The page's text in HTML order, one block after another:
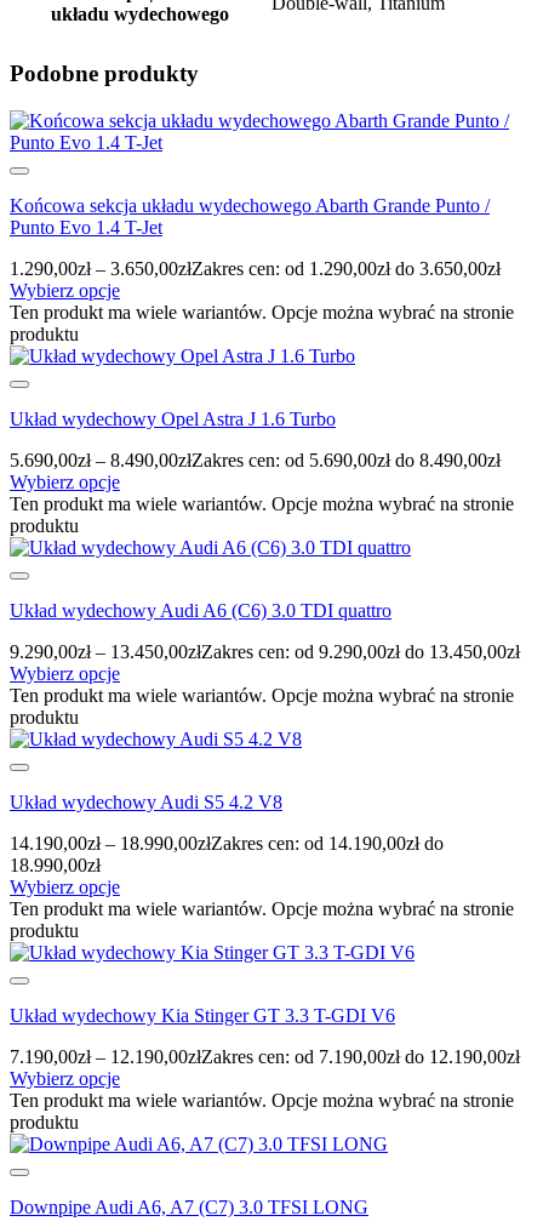
układu wydechowego
Podobne produkty
Końcowa sekcja układu wydechowego Abarth Grande Punto /
Punto Evo 1.4 T-Jet
1.290,00zł – 3.650,00złZakres cen: od 1.290,00zł do 3.650,00zł
Wybierz opcje
Ten produkt ma wiele wariantów. Opcje można wybrać na stronie
produktu
Układ wydechowy Opel Astra J 1.6 Turbo
5.690,00zł – 8.490,00złZakres cen: od 5.690,00zł do 8.490,00zł
Wybierz opcje
Ten produkt ma wiele wariantów. Opcje można wybrać na stronie
produktu
Układ wydechowy Audi A6 (C6) 3.0 TDI quattro
9.290,00zł – 13.450,00złZakres cen: od 9.290,00zł do 13.450,00zł
Wybierz opcje
Ten produkt ma wiele wariantów. Opcje można wybrać na stronie
produktu
Układ wydechowy Audi S5 4.2 V8
14.190,00zł – 18.990,00złZakres cen: od 14.190,00zł do
18.990,00zł
Wybierz opcje
Ten produkt ma wiele wariantów. Opcje można wybrać na stronie
produktu
Układ wydechowy Kia Stinger GT 3.3 T-GDI V6
7.190,00zł – 12.190,00złZakres cen: od 7.190,00zł do 12.190,00zł
Wybierz opcje
Ten produkt ma wiele wariantów. Opcje można wybrać na stronie
produktu
Downpipe Audi A6, A7 (C7) 3.0 TFSI LONG